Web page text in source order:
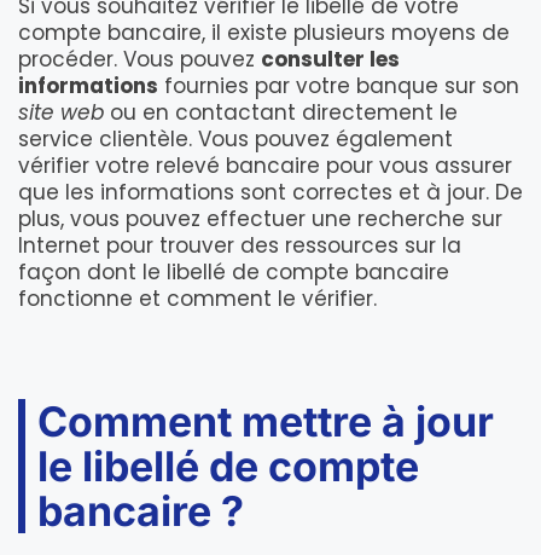
Si vous souhaitez vérifier le libellé de votre
compte bancaire, il existe plusieurs moyens de
procéder. Vous pouvez consulter les
informations fournies par votre banque sur son
site web ou en contactant directement le
service clientèle. Vous pouvez également
vérifier votre relevé bancaire pour vous assurer
que les informations sont correctes et à jour. De
plus, vous pouvez effectuer une recherche sur
Internet pour trouver des ressources sur la
façon dont le libellé de compte bancaire
fonctionne et comment le vérifier.
Comment mettre à jour
le libellé de compte
bancaire ?